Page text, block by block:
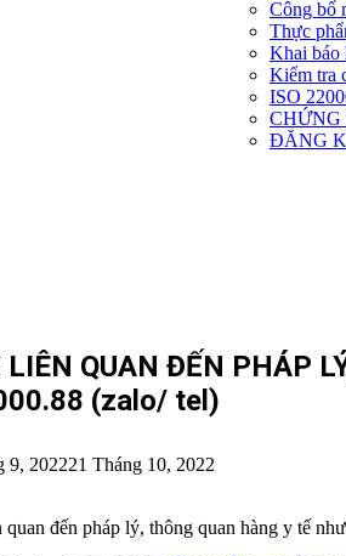
Công bố
Thực
Khai báo
Kiểm tra
ISO
CHỨNG
ĐĂNG
QUAN ĐẾN PHÁP
(zalo/ tel)
9, 202221 Tháng 10, 2022
đến pháp lý, thông quan hàng y tế